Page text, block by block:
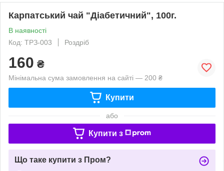
Карпатський чай "Діабетичний", 100г.
В наявності
Код: TРЗ-003
Роздріб
160 ₴
Мінімальна сума замовлення на сайті — 200 ₴
Купити
або
Купити з
Що таке купити з Пром?